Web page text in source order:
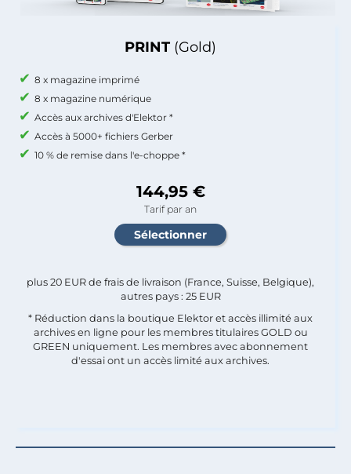
PRINT (Gold)
8 x magazine imprimé
8 x magazine numérique
Accès aux archives d'Elektor *
Accès à 5000+ fichiers Gerber
10 % de remise dans l'e-choppe *
144,95 €
Tarif par an
plus 20 EUR de frais de livraison (France, Suisse, Belgique),
autres pays : 25 EUR
* Réduction dans la boutique Elektor et accès illimité aux
archives en ligne pour les membres titulaires GOLD ou
GREEN uniquement. Les membres avec abonnement
d'essai ont un accès limité aux archives.